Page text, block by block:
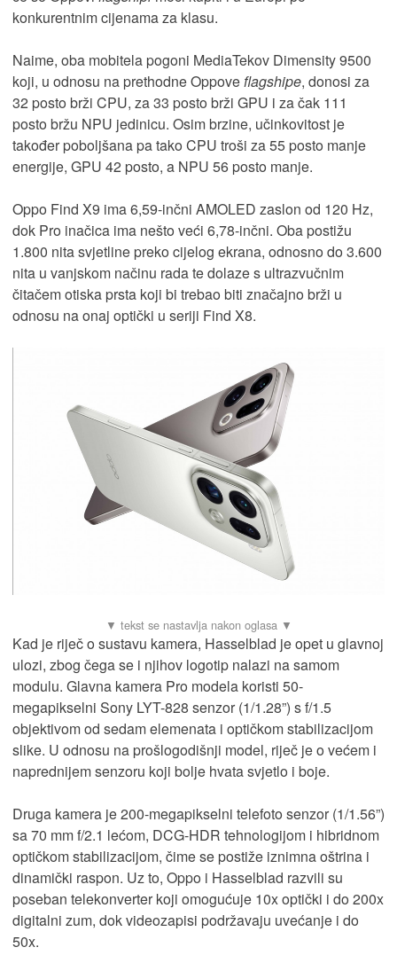
konkurentnim cijenama za klasu.
Naime, oba mobitela pogoni MediaTekov Dimensity 9500
koji, u odnosu na prethodne Oppoveflagshipe, donosi za
32 posto brži CPU, za 33 posto brži GPU i za čak 111
posto bržu NPU jedinicu. Osim brzine, učinkovitost je
također poboljšana pa tako CPU troši za 55 posto manje
energije, GPU 42 posto, a NPU 56 posto manje.
Oppo Find X9 ima 6,59-inčni AMOLED zaslon od 120 Hz,
dok Pro inačica ima nešto veći 6,78-inčni. Oba postižu
1.800 nita svjetline preko cijelog ekrana, odnosno do 3.600
nita u vanjskom načinu rada te dolaze s ultrazvučnim
čitačem otiska prsta koji bi trebao biti značajno brži u
odnosu na onaj optički u seriji Find X8.
Kad je riječ o sustavu kamera, Hasselblad je opet u glavnoj
ulozi, zbog čega se i njihov logotip nalazi na samom
modulu. Glavna kamera Pro modela koristi 50-
megapikselni Sony LYT-828 senzor (1/1.28”) s f/1.5
objektivom od sedam elemenata i optičkom stabilizacijom
slike. U odnosu na prošlogodišnji model, riječ je o većem i
naprednijem senzoru koji bolje hvata svjetlo i boje.
Druga kamera je 200-megapikselni telefoto senzor (1/1.56”)
sa 70 mm f/2.1 lećom, DCG-HDR tehnologijom i hibridnom
optičkom stabilizacijom, čime se postiže iznimna oštrina i
dinamički raspon. Uz to, Oppo i Hasselblad razvili su
poseban telekonverter koji omogućuje 10x optički i do 200x
digitalni zum, dok videozapisi podržavaju uvećanje i do
50x.